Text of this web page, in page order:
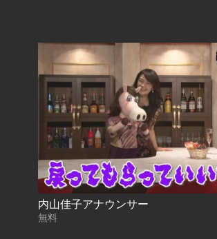
内山佳子アナウンサー
無料